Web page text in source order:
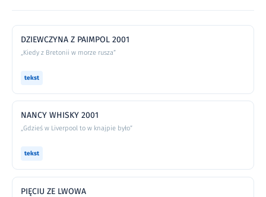
DZIEWCZYNA Z PAIMPOL 2001
„Kiedy z Bretonii w morze rusza”
tekst
NANCY WHISKY 2001
„Gdzieś w Liverpool to w knajpie było”
tekst
PIĘCIU ZE LWOWA